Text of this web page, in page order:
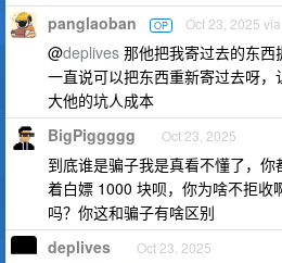
panglaoban OP Oct 23, 2025
@deplives 那他把我寄过去的东
一直说可以把东西重新寄过去呀
大他的坑人成本
BigPiggggg Oct 23, 2025
到底谁是骗子我是真看不懂了，
着白嫖 1000 块呗，你为啥不拒收
吗？你这和骗子有啥区别
deplives Oct 23, 2025